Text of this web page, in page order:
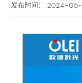
发布时间： 2024-